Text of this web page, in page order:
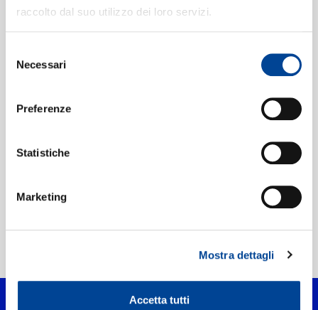
raccolto dal suo utilizzo dei loro servizi.
delNecessari
Preferenze
Statistiche
Marketing
Mostra dettagli
Accetta tutti
UPC:00602455080479
First Steps
NEWSLETTER